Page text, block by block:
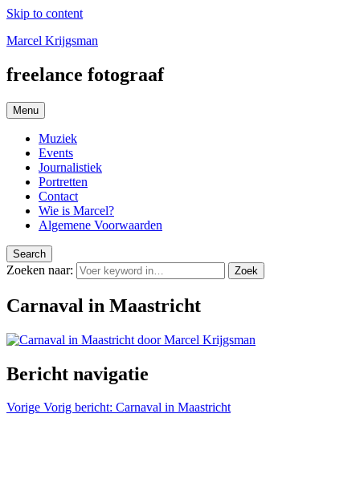
Skip to content
Marcel Krijgsman
freelance fotograaf
Menu
Muziek
Events
Journalistiek
Portretten
Contact
Wie is Marcel?
Algemene Voorwaarden
Search
Zoeken naar: Zoek
Carnaval in Maastricht
Bericht navigatie
Vorige Vorig bericht: Carnaval in Maastricht